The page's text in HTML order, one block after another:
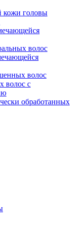
кожи головы
волос
волос
волос с
обработанных